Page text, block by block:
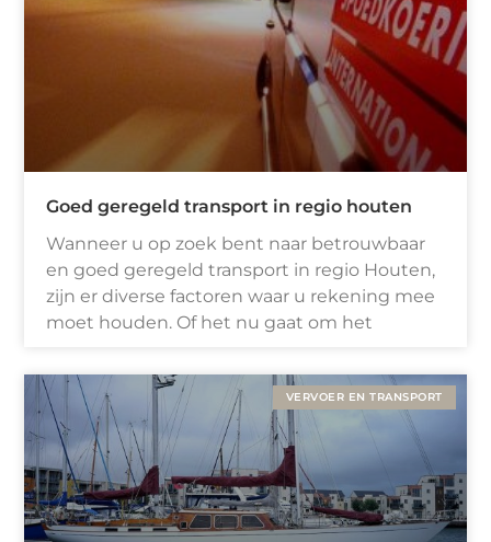
Goed geregeld transport in regio houten
Wanneer u op zoek bent naar betrouwbaar
en goed geregeld transport in regio Houten,
zijn er diverse factoren waar u rekening mee
moet houden. Of het nu gaat om het
VERVOER EN TRANSPORT